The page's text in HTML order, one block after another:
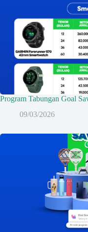
Program Tabungan Goal
09/03/2026